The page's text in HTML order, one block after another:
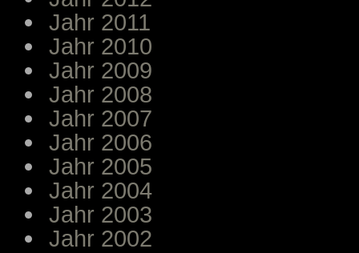
Jahr 2011
Jahr 2010
Jahr 2009
Jahr 2008
Jahr 2007
Jahr 2006
Jahr 2005
Jahr 2004
Jahr 2003
Jahr 2002